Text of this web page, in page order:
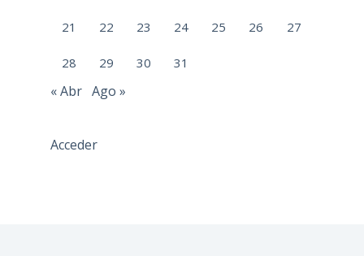
21 22 23 24 25 26 27
28 29 30 31
« Abr Ago »
Acceder